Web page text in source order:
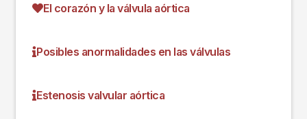
El corazón y la válvula aórtica
Posibles anormalidades en las válvulas
Estenosis valvular aórtica